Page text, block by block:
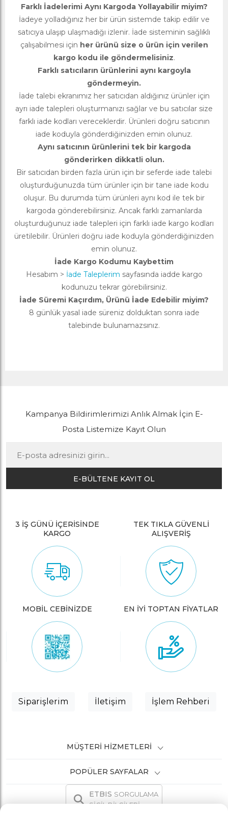
Farklı İadelerimi Aynı Kargoda Yollayabilir miyim?
İadeye yolladığınız her bir ürün sistemde takip edilir ve
satıcıya ulaşıp ulaşmadığı izlenir. İade sisteminin sağlıklı
çalışabilmesi için her ürünü size o ürün için verilen
kargo kodu ile göndermelisiniz.
Farklı satıcıların ürünlerini aynı kargoyla
göndermeyin.
İade talebi ekranımız her satıcıdan aldığınız ürünler için
ayrı iade talepleri oluşturmanızı sağlar ve bu satıcılar size
farklı iade kodları vereceklerdir. Ürünleri doğru satıcının
iade koduyla gönderdiğinizden emin olunuz.
Aynı satıcının ürünlerini tek bir kargoda
gönderirken dikkatli olun.
Bir satıcıdan birden fazla ürün için bir seferde iade talebi
oluşturduğunuzda tüm ürünler için bir tane iade kodu
oluşur. Bu durumda tüm ürünleri aynı kod ile tek bir
kargoda gönderebilirsiniz. Ancak farklı zamanlarda
oluşturduğunuz iade talepleri için farklı iade kargo kodları
üretilebilir. Ürünleri doğru iade koduyla gönderdiğinizden
emin olunuz.
İade Kargo Kodumu Kaybettim
Hesabım > İade Taleplerim sayfasında iadde kargo
kodunuzu tekrar görebilirsiniz.
İade Süremi Kaçırdım, Ürünü İade Edebilir miyim?
8 günlük yasal iade süreniz dolduktan sonra iade
talebinde bulunamazsınız.
Kampanya Bildirimlerimizi Anlık Almak İçin E-
Posta Listemize Kayıt Olun
E-BÜLTENE KAYIT OL
3 İŞ GÜNÜ İÇERİSİNDE
KARGO
TEK TIKLA GÜVENLİ
ALIŞVERİŞ
MOBİL CEBİNİZDE EN İYİ TOPTAN FİYATLAR
Siparişlerim İletişim İşlem Rehberi
MÜŞTERI HIZMETLERI
POPÜLER SAYFALAR
ETBIS SORGULAMA
SİCİL BİLGİLERİ